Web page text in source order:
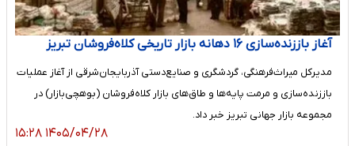
آغاز باززنده‌سازی ۱۶ دهانه بازار تاریخی کلاه‌فروشان تبریز
مدیرکل میراث‌فرهنگی، گردشگری و صنایع‌دستی آذربایجان‌شرقی از آغاز عملیات
باززنده‌سازی و مرمت پایه‌ها و طاق‌های بازار کلاه‌فروشان (بوهچی‌بازار) در
مجموعه بازار جهانی تبریز خبر داد.
۱۴۰۵/۰۴/۲۸ ۱۵:۲۸